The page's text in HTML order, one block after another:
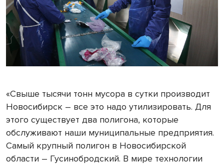
«Свыше тысячи тонн мусора в сутки производит
Новосибирск – все это надо утилизировать. Для
этого существует два полигона, которые
обслуживают наши муниципальные предприятия.
Самый крупный полигон в Новосибирской
области – Гусинобродский. В мире технологии